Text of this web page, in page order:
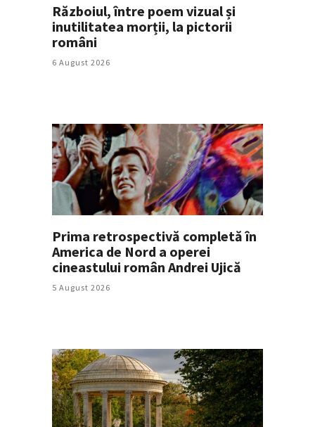
Războiul, între poem vizual și
inutilitatea morții, la pictorii
români
6 August 2026
Prima retrospectivă completă în
America de Nord a operei
cineastului român Andrei Ujică
5 August 2026